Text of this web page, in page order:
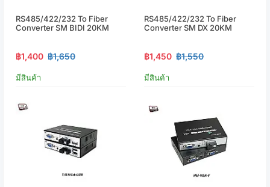
RS485/422/232 To Fiber
Converter SM BIDI 20KM
฿1,400 ฿1,650
มีสินค้า
RS485/422/232 To Fiber
Converter SM DX 20KM
฿1,450 ฿1,550
มีสินค้า